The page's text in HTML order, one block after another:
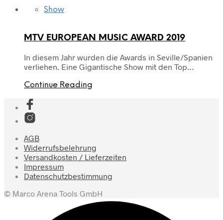
Show
MTV EUROPEAN MUSIC AWARD 2019
In diesem Jahr wurden die Awards in Seville/Spanien
verliehen. Eine Gigantische Show mit den Top…
Continue Reading
AGB
Widerrufsbelehrung
Versandkosten / Lieferzeiten
Impressum
Datenschutzbestimmung
© Marco Arena Tools GmbH